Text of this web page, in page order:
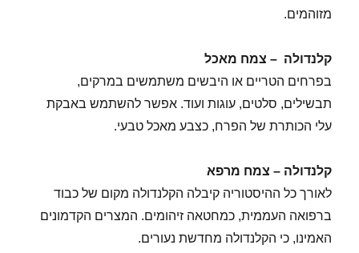
מזוהמים.
קלנדולה – צמח מאכל
בפרחים הטריים או היבשים משתמשים במרקים,
תבשילים, סלטים, עוגות ועוד. אפשר להשתמש באבקת
עלי הכותרת של הפרח, כצבע מאכל טבעי.
קלנדולה – צמח מרפא
לאורך כל ההיסטוריה קיבלה הקלנדולה מקום של כבוד
ברפואה העממית, כמחטאה זיהומים. המצרים הקדמונים
האמינו, כי הקלנדולה מחדשת נעורים.